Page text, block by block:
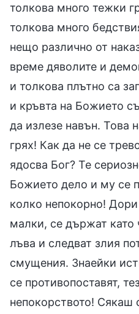
толкова много тежки
толкова много
нещо различно от
време дяволите и
и толкова плътно са
и кръвта на Божието
да излезе навън. Това
грях! Как да не се
ядосва Бог? Те
Божието дело и му се
колко непокорно!
малки, се държат като
лъва и следват злия
смущения. Знаейки
се противопоставят,
непокорството! Сякаш